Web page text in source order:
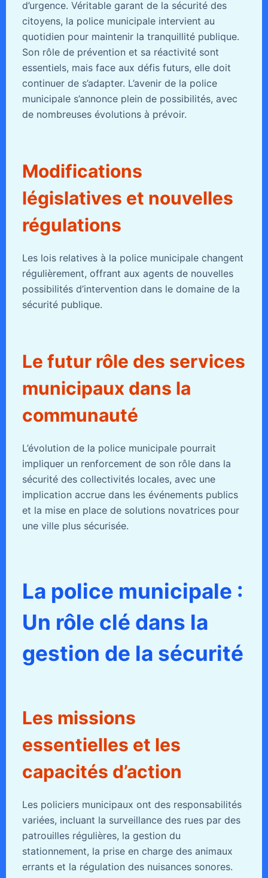
d’urgence. Véritable garant de la sécurité des
citoyens, la police municipale intervient au
quotidien pour maintenir la tranquillité publique.
Son rôle de prévention et sa réactivité sont
essentiels, mais face aux défis futurs, elle doit
continuer de s’adapter. L’avenir de la police
municipale s’annonce plein de possibilités, avec
de nombreuses évolutions à prévoir.
Modifications
législatives et nouvelles
régulations
Les lois relatives à la police municipale changent
régulièrement, offrant aux agents de nouvelles
possibilités d’intervention dans le domaine de la
sécurité publique.
Le futur rôle des services
municipaux dans la
communauté
L’évolution de la police municipale pourrait
impliquer un renforcement de son rôle dans la
sécurité des collectivités locales, avec une
implication accrue dans les événements publics
et la mise en place de solutions novatrices pour
une ville plus sécurisée.
La police municipale :
Un rôle clé dans la
gestion de la sécurité
Les missions
essentielles et les
capacités d’action
Les policiers municipaux ont des responsabilités
variées, incluant la surveillance des rues par des
patrouilles régulières, la gestion du
stationnement, la prise en charge des animaux
errants et la régulation des nuisances sonores.